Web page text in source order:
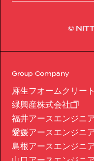
©
Group Company
麻生フオームクリー
緑興産株式会社
福井アースエンジニ
愛媛アースエンジニ
島根アースエンジニ